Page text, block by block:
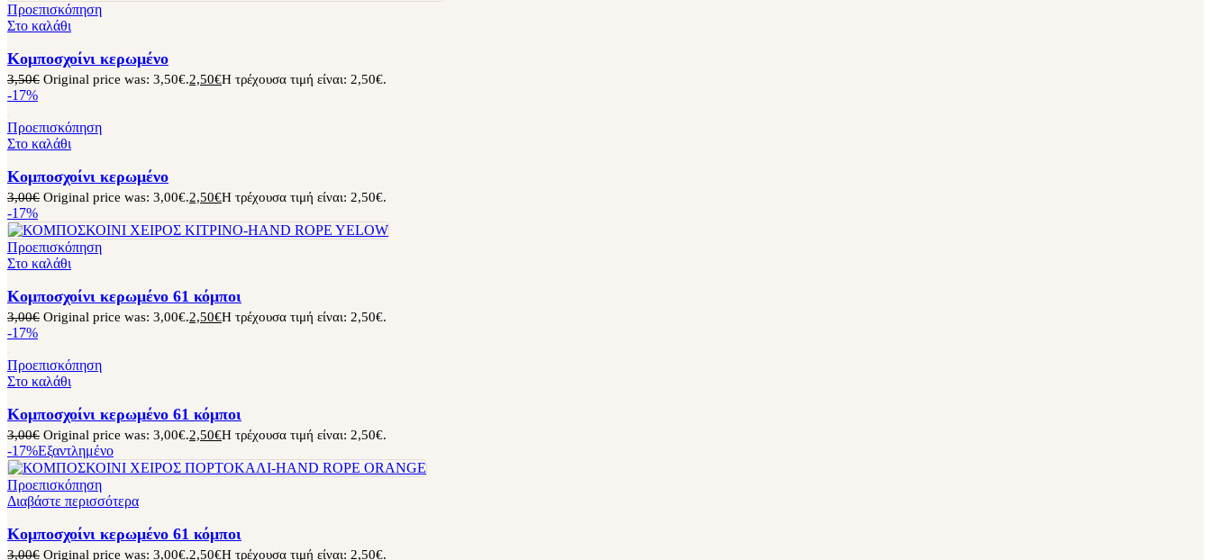
Προεπισκόπηση
Στο καλάθι
Κομποσχοίνι κερωμένο
3,50€ Original price was: 3,50€.2,50€Η τρέχουσα τιμή είναι: 2,50€.
-17%
Προεπισκόπηση
Στο καλάθι
Κομποσχοίνι κερωμένο
3,00€ Original price was: 3,00€.2,50€Η τρέχουσα τιμή είναι: 2,50€.
-17%
Προεπισκόπηση
Στο καλάθι
Κομποσχοίνι κερωμένο 61 κόμποι
3,00€ Original price was: 3,00€.2,50€Η τρέχουσα τιμή είναι: 2,50€.
-17%
Προεπισκόπηση
Στο καλάθι
Κομποσχοίνι κερωμένο 61 κόμποι
3,00€ Original price was: 3,00€.2,50€Η τρέχουσα τιμή είναι: 2,50€.
-17%Εξαντλημένο
Προεπισκόπηση
Διαβάστε περισσότερα
Κομποσχοίνι κερωμένο 61 κόμποι
3,00€ Original price was: 3,00€.2,50€Η τρέχουσα τιμή είναι: 2,50€.